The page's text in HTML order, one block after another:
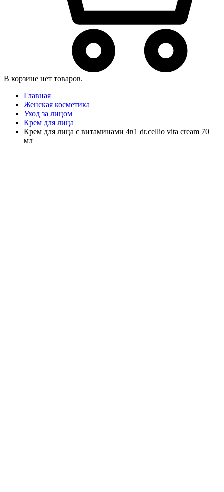
В корзине нет товаров.
Главная
Женская косметика
Уход за лицом
Крем для лица
Крем для лица с витаминами 4в1 dr.cellio vita cream 70
мл